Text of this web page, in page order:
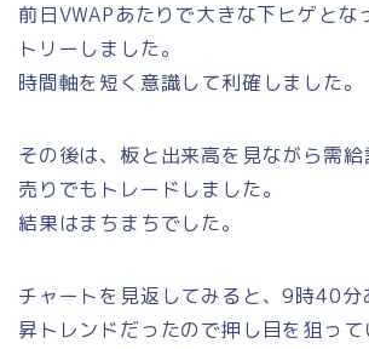
前日VWAPあたりで大きな下ヒゲとな
トリーしました。
時間軸を短く意識して利確しました。
その後は、板と出来高を見ながら需
売りでもトレードしました。
結果はまちまちでした。
チャートを見返してみると、9時40分
昇トレンドだったので押し目を狙っ